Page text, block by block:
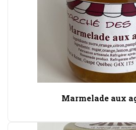
Marmelade aux